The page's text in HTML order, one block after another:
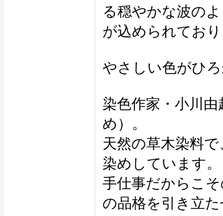
る穏やかな波の
が込められてお
やさしい色がひ
染色作家・小川
め）。
天然の草木染料
染めしています。
手仕事だからこ
の品格を引き立